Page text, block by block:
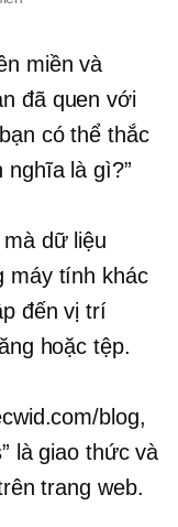
miền và
đã quen với
có thể thắc
nghĩa là gì?”
dữ liệu
máy tính khác
đến vị trí
hoặc tệp.
blog,
là giao thức và
trang web.